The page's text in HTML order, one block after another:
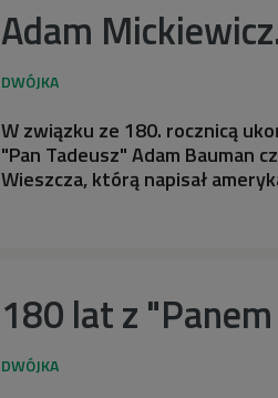
Adam
W związku ze 180. rocznicą
"Pan Tadeusz" Adam Bauman
Wieszcza, którą napisał
180 lat z